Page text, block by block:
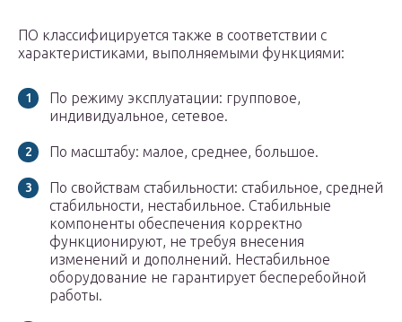
ПО классифицируется также в соответствии с
характеристиками, выполняемыми функциями:
По режиму эксплуатации: групповое,
индивидуальное, сетевое.
По масштабу: малое, среднее, большое.
По свойствам стабильности: стабильное, средней
стабильности, нестабильное. Стабильные
компоненты обеспечения корректно
функционируют, не требуя внесения
изменений и дополнений. Нестабильное
оборудование не гарантирует бесперебойной
работы.